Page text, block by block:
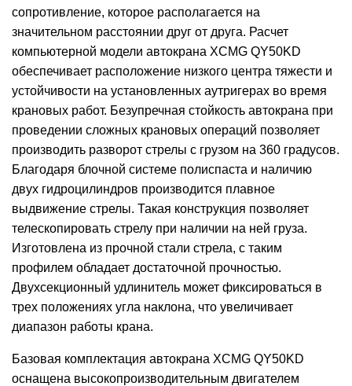
сопротивление, которое располагается на
значительном расстоянии друг от друга. Расчет
компьютерной модели автокрана XCMG QY50KD
обеспечивает расположение низкого центра тяжести и
устойчивости на установленных аутригерах во время
крановых работ. Безупречная стойкость автокрана при
проведении сложных крановых операций позволяет
производить разворот стрелы с грузом на 360 градусов.
Благодаря блочной системе полиспаста и наличию
двух гидроцилиндров производится плавное
выдвижение стрелы. Такая конструкция позволяет
телескопировать стрелу при наличии на ней груза.
Изготовлена ​​из прочной стали стрела, с таким
профилем обладает достаточной прочностью.
Двухсекционный удлинитель может фиксироваться в
трех положениях угла наклона, что увеличивает
диапазон работы крана.
Базовая комплектация автокрана XCMG QY50KD
оснащена высокопроизводительным двигателем